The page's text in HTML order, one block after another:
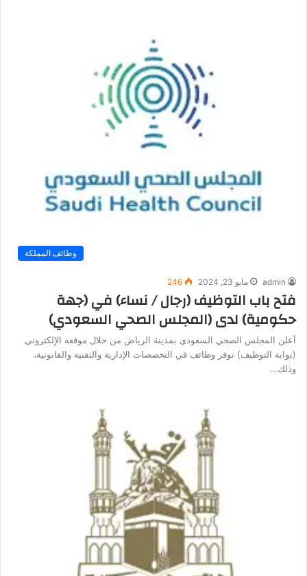
وظائف المملكة
admin مايو 23, 2024 246
فتح باب التوظيف (رجال / نساء) في (جهة
حكومية) لدى (المجلس الصحي السعودي)
أعلن المجلس الصحي السعودي بمدينة الرياض من خلال موقعه الإلكتروني
(بوابة التوظيف) توفر وظائف في التخصصات الإدارية والتقنية والقانونية،
وذلك…